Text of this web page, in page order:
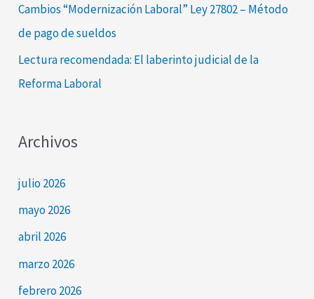
Cambios “Modernización Laboral” Ley 27802 – Método
de pago de sueldos
Lectura recomendada: El laberinto judicial de la
Reforma Laboral
Archivos
julio 2026
mayo 2026
abril 2026
marzo 2026
febrero 2026